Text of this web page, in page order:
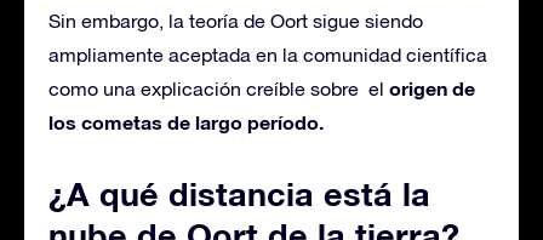
Sin embargo, la teoría de Oort sigue siendo
ampliamente aceptada en la comunidad científica
como una explicación creíble sobre el origen de
los cometas de largo período.
¿A qué distancia está la